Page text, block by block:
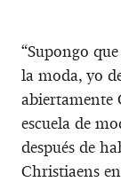
“Supongo
la moda, yo
abiertamente
escuela de
después de
Christiaens